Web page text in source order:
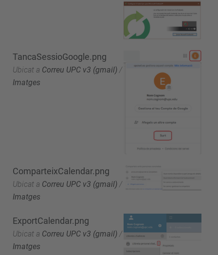
TancaSessioGoogle.png
Ubicat a Correu UPC v3 (gmail) /
Imatges
ComparteixCalendar.png
Ubicat a Correu UPC v3 (gmail) /
Imatges
ExportCalendar.png
Ubicat a Correu UPC v3 (gmail) /
Imatges